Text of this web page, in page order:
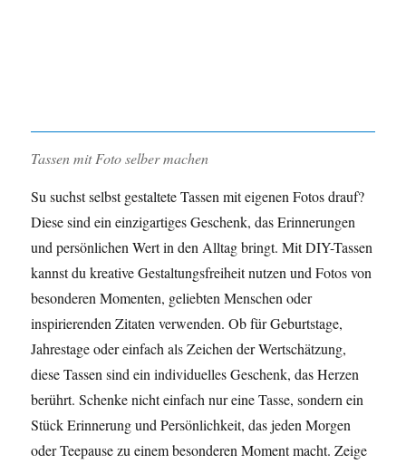
Tassen mit Foto selber machen
Su suchst selbst gestaltete Tassen mit eigenen Fotos drauf?
Diese sind ein einzigartiges Geschenk, das Erinnerungen
und persönlichen Wert in den Alltag bringt. Mit DIY-Tassen
kannst du kreative Gestaltungsfreiheit nutzen und Fotos von
besonderen Momenten, geliebten Menschen oder
inspirierenden Zitaten verwenden. Ob für Geburtstage,
Jahrestage oder einfach als Zeichen der Wertschätzung,
diese Tassen sind ein individuelles Geschenk, das Herzen
berührt. Schenke nicht einfach nur eine Tasse, sondern ein
Stück Erinnerung und Persönlichkeit, das jeden Morgen
oder Teepause zu einem besonderen Moment macht. Zeige